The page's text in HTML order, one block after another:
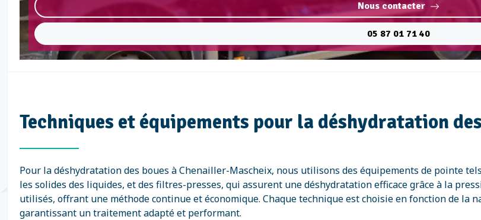
Nous contacter
05 87 01 71 40
Techniques et équipements pour la déshydratation
Pour la déshydratation des boues à Chenailler-Mascheix, nous utilisons des équipements de pointe
les solides des liquides, et des filtres-presses, qui assurent une déshydratation efficace grâce à la
utilisés, offrant une méthode continue et économique. Chaque technique est choisie en fonction de la
garantissant un traitement adapté et performant.